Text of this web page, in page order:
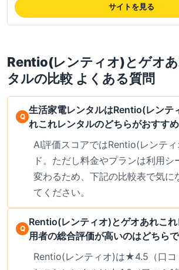
サイトを見る
Rentio(レンティオ)とゲオ
タルの比較 よくある質問
生活家電レンタルはRentio(レンテ
れこれレンタルのどちらがおすす
AI評価スコアではRentio(レンテ
ド。ただし料金やプランは利用シ
変わるため、下記の比較表で気に
てください。
Rentio(レンティオ)とゲオあれこ
用者の総合評価が高いのはどちら
Rentio(レンティオ)は★4.5（口コ